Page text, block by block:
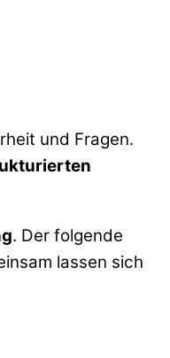
und Fragen.
. Der folgende
lassen sich